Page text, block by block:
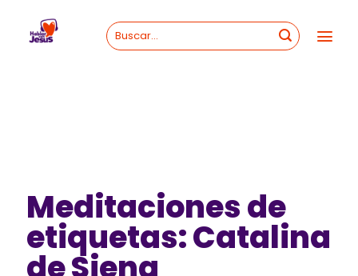
content
Meditaciones de
etiquetas: Catalina